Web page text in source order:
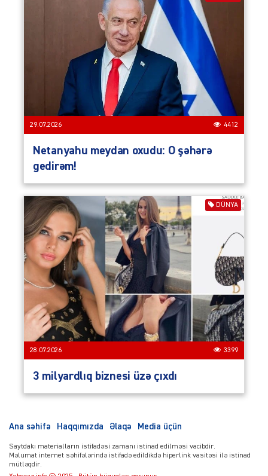
29.07.2026 4412
Netanyahu meydan oxudu: O şəhərə
gedirəm!
DÜNYA
28.07.2026 3399
3 milyardlıq biznesi üzə çıxdı
Ana səhifə Haqqımızda Əlaqə Media üçün
Saytdakı materialların istifadəsi zamanı istinad edilməsi vacibdir.
Məlumat internet səhifələrində istifadə edildikdə hiperlink vasitəsi ilə istinad
mütləqdir.